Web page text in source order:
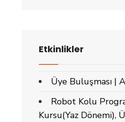
Etkinlikler
Üye Buluşması |
Robot Kolu
Kursu(Yaz Dönemi),